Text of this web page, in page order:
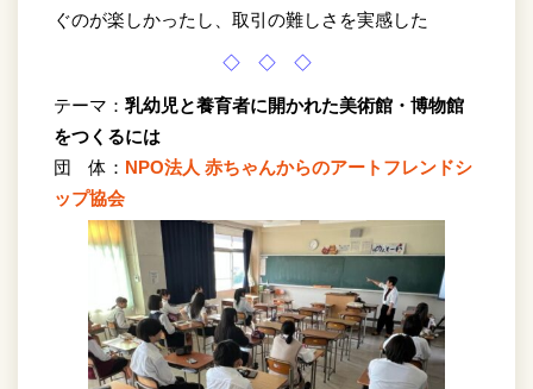
ぐのが楽しかったし、取引の難しさを実感した
◇ ◇ ◇
テーマ： 乳幼児と養育者に開かれた美術館・博物館
をつくるには
団 体： NPO法人 赤ちゃんからのアートフレンドシ
ップ協会